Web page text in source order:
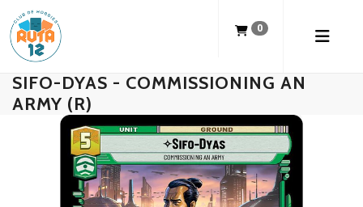
0
SIFO-DYAS - COMMISSIONING AN
ARMY (R)